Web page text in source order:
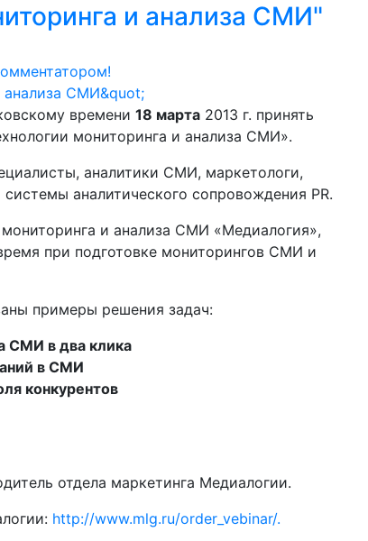
и анализа СМИ"
времени 18 марта 2013 г. принять
мониторинга и анализа СМИ».
аналитики СМИ, маркетологи,
аналитического сопровождения PR.
и анализа СМИ «Медиалогия»,
при подготовке мониторингов СМИ и
примеры решения задач:
СМИ в два клика
в СМИ
конкурентов
отдела маркетинга Медиалогии.
http://www.mlg.ru/order_vebinar/.